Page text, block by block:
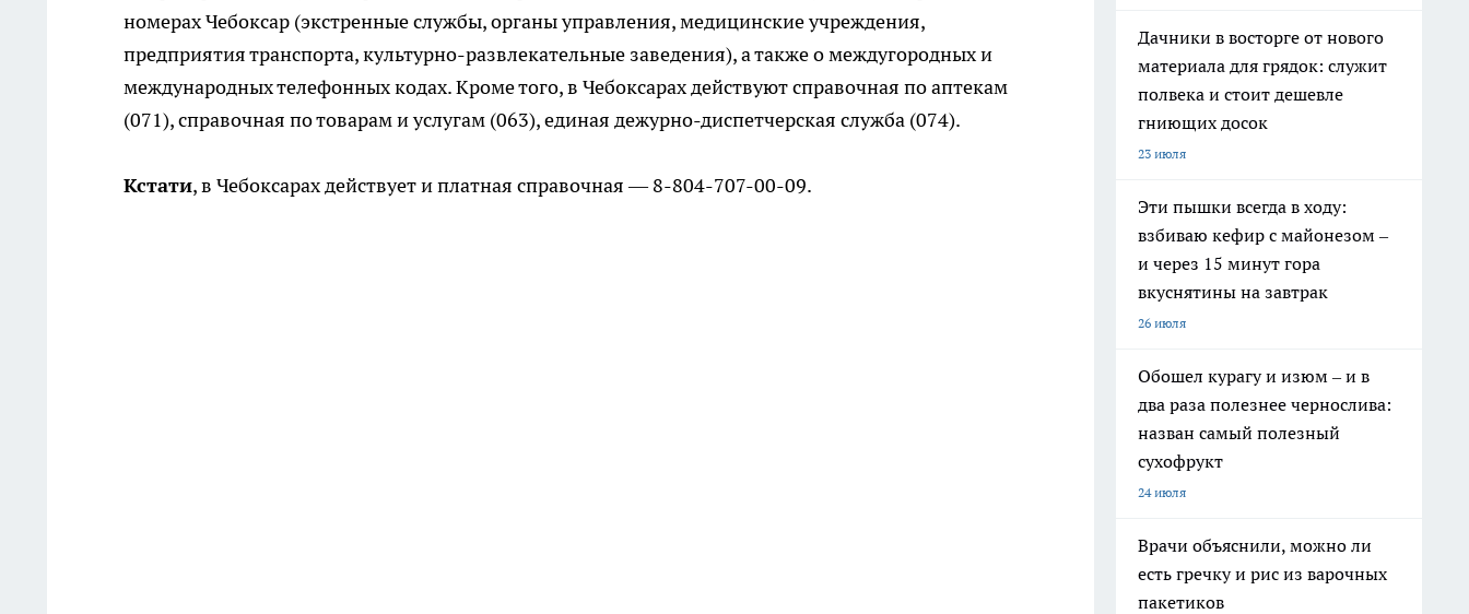
номерах Чебоксар (экстренные службы, органы управления, медицинские учреждения,
предприятия транспорта, культурно-развлекательные заведения), а также о междугородных и
международных телефонных кодах. Кроме того, в Чебоксарах действуют справочная по аптекам
(071), справочная по товарам и услугам (063), единая дежурно-диспетчерская служба (074).
Кстати, в Чебоксарах действует и платная справочная — 8-804-707-00-09.
Дачники в восторге от нового
материала для грядок: служит
полвека и стоит дешевле
гниющих досок
23 июля
Эти пышки всегда в ходу:
взбиваю кефир с майонезом –
и через 15 минут гора
вкуснятины на завтрак
26 июля
Обошел курагу и изюм – и в
два раза полезнее чернослива:
назван самый полезный
сухофрукт
24 июля
Врачи объяснили, можно ли
есть гречку и рис из варочных
пакетиков